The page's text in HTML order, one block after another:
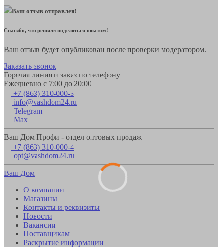
Ваш отзыв отправлен!
Спасибо, что решили поделиться опытом!
Ваш отзыв будет опубликован после проверки модератором.
Заказать звонок
Горячая линия и заказ по телефону
Ежедневно с 7:00 до 20:00
+7 (863) 310-000-3
info@vashdom24.ru
Telegram
Max
Ваш Дом Профи - отдел оптовых продаж
+7 (863) 310-000-4
opt@vashdom24.ru
Ваш Дом
О компании
Магазины
Контакты и реквизиты
Новости
Вакансии
Поставщикам
Раскрытие информации